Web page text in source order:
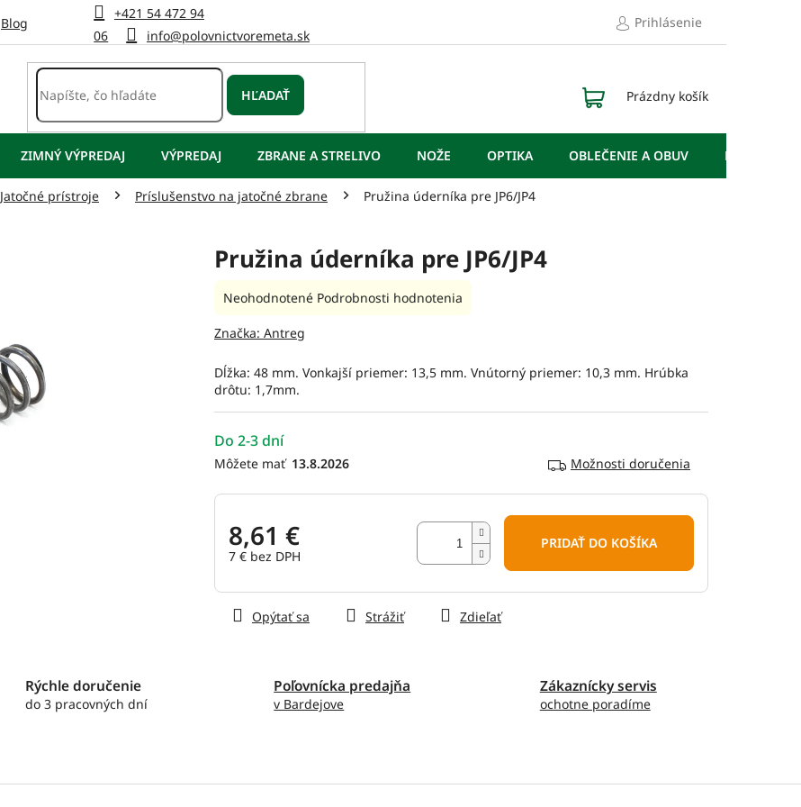
+421 54 472 94
06
info@polovnictvoremeta.sk
Blog Prihlásenie
HĽADAŤ
NÁKUPNÝ
Prázdny košík
ZIMNÝ VÝPREDAJ VÝPREDAJ ZBRANE A STRELIVO NOŽE OPTIKA OBLEČENIE A OBUV DOPLNKY
Jatočné prístroje Príslušenstvo na jatočné zbrane Pružina úderníka pre JP6/JP4
Pružina úderníka pre JP6/JP4
Do 2-3 dní
13.8.2026 Možnosti doručenia
8,61 €
7 € bez DPH
cena:
PRIDAŤ DO KOŠÍKA
Dĺžka: 48 mm. Vonkajší priemer: 13,5 mm. Vnútorný priemer: 10,3 mm. Hrúbka
drôtu: 1,7mm.
Opýtať sa Strážiť Zdieľať
Priemerné
produktu
0,0
z
5
hviezdičiek.
Neohodnotené Podrobnosti hodnotenia
Značka: Antreg
Rýchle doručenie
do 3 pracovných dní
Poľovnícka predajňa
v Bardejove
Zákaznícky servis
ochotne poradíme